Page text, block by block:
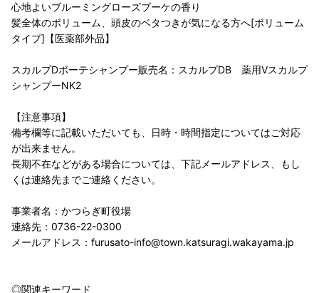
心地よいブルーミングローズブーケの香り
髪全体のボリューム、頭皮のベタつきが気になる方へ[ボリューム
タイプ]【医薬部外品】
スカルプDボーテシャンプー販売名：スカルプDB 薬用Vスカルプ
シャンプーNK2
【注意事項】
備考欄等に記載いただいても、日時・時間指定についてはご対応
が出来ません。
長期不在などがある場合については、下記メールアドレス、もし
くは連絡先までご連絡ください。
事業者名：かつらぎ町役場
連絡先：0736-22-0300
メールアドレス：furusato-info@town.katsuragi.wakayama.jp
◎関連キーワード